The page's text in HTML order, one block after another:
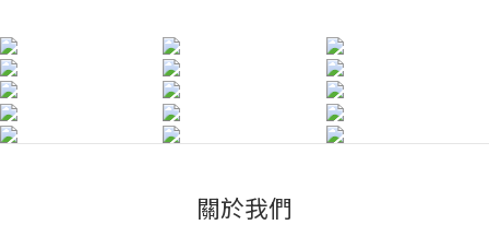
關於我們